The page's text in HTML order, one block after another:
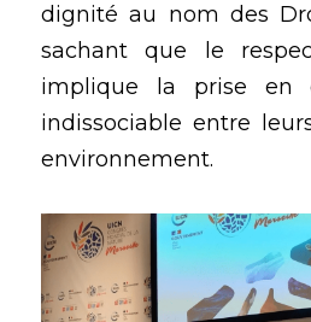
dignité au nom des
sachant que le
implique la prise en
indissociable entre
environnement.